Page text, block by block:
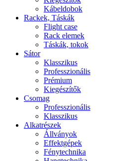
Kábeldobok
Rackek, Táskák
Flight case
Rack elemek
Táskák, tokok
Sátor
Klasszikus
Professzionális
Prémium
Kiegészítők
Csomag
Professzionális
Klasszikus
Alkatrészek
Állványok
Effektgépek
Fénytechnika